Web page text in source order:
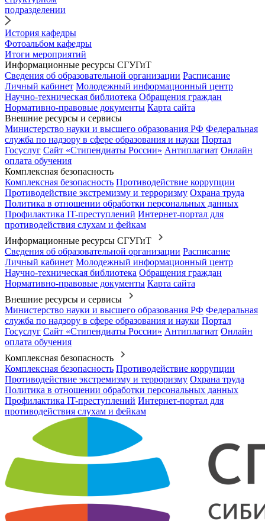
подразделении
История кафедры
Фотоальбом кафедры
Итоги мероприятий
Информационные ресурсы СГУГиТ
Сведения об образовательной организации Расписание
Личный кабинет Молодежный информационный центр
Научно-техническая библиотека Обращения граждан
Нормативно-правовые документы Карта сайта
Внешние ресурсы и сервисы
Министерство науки и высшего образования РФ Федеральная
служба по надзору в сфере образования и науки Портал
Госуслуг Сайт «Стипендиаты России» Антиплагиат Онлайн
оплата обучения
Комплексная безопасность
Комплексная безопасность Противодействие коррупции
Противодействие экстремизму и терроризму Охрана труда
Политика в отношении обработки персональных данных
Профилактика IT-преступлений Интернет-портал для
противодействия слухам и фейкам
Информационные ресурсы СГУГиТ
Сведения об образовательной организации Расписание
Личный кабинет Молодежный информационный центр
Научно-техническая библиотека Обращения граждан
Нормативно-правовые документы Карта сайта
Внешние ресурсы и сервисы
Министерство науки и высшего образования РФ Федеральная
служба по надзору в сфере образования и науки Портал
Госуслуг Сайт «Стипендиаты России» Антиплагиат Онлайн
оплата обучения
Комплексная безопасность
Комплексная безопасность Противодействие коррупции
Противодействие экстремизму и терроризму Охрана труда
Политика в отношении обработки персональных данных
Профилактика IT-преступлений Интернет-портал для
противодействия слухам и фейкам